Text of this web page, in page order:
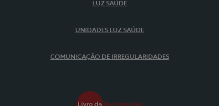
LUZ SAÚDE
UNIDADES LUZ SAÚDE
COMUNICAÇÃO DE IRREGULARIDADES